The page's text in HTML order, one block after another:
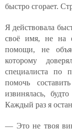
быстро сгорает.
Я действовала
своё имя, не на
помощи, не
которому
специалиста по
помочь
извинялась,
Каждый раз я
— Это не твоя